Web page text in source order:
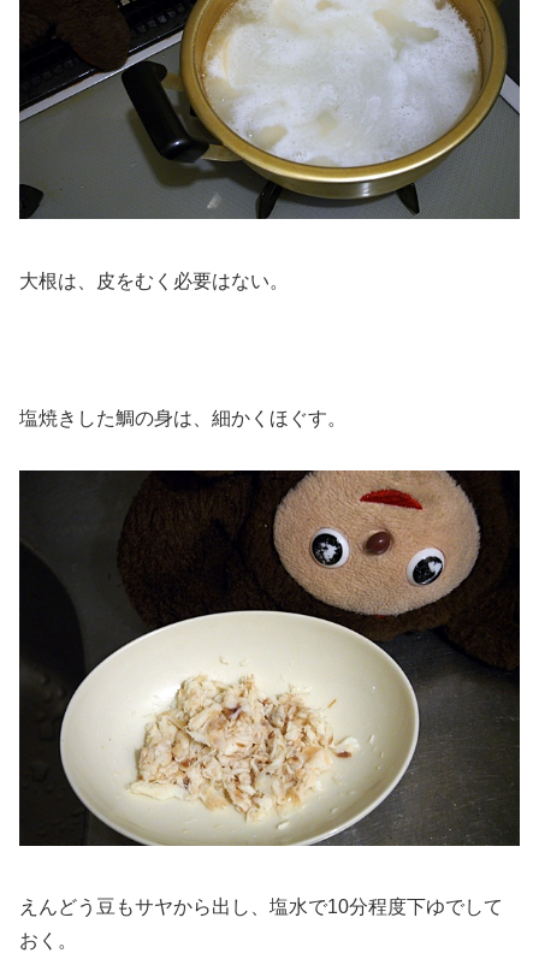
大根は、皮をむく必要はない。
塩焼きした鯛の身は、細かくほぐす。
えんどう豆もサヤから出し、塩水で10分程度下ゆでして
おく。